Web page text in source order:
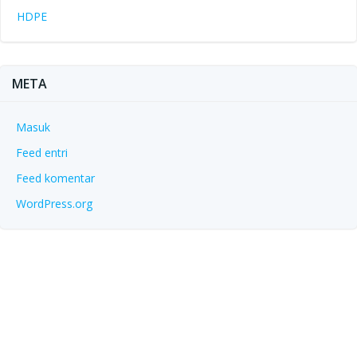
HDPE
META
Masuk
Feed entri
Feed komentar
WordPress.org